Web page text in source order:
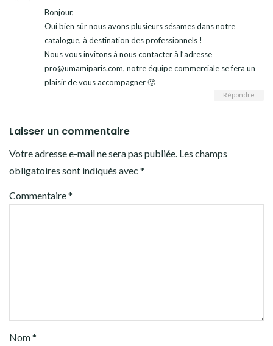
Bonjour,
Oui bien sûr nous avons plusieurs sésames dans notre
catalogue, à destination des professionnels !
Nous vous invitons à nous contacter à l’adresse
pro@umamiparis.com, notre équipe commerciale se fera un
plaisir de vous accompagner 🙂
Répondre
Laisser un commentaire
Votre adresse e-mail ne sera pas publiée. Les champs
obligatoires sont indiqués avec *
Commentaire*
Nom*